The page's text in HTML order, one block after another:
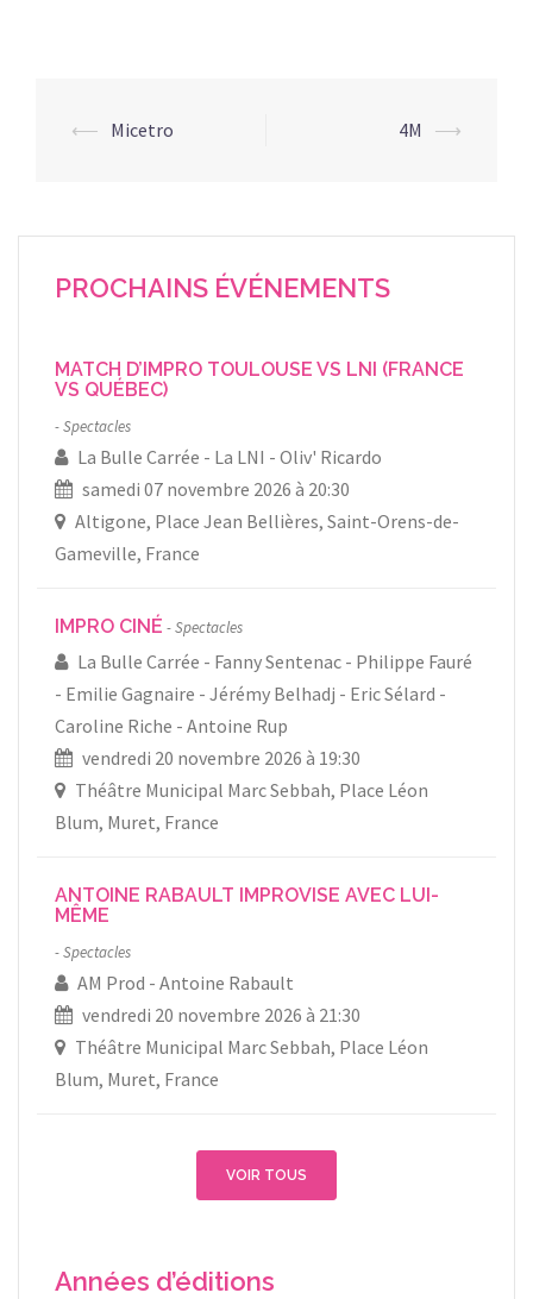
Navigation
⟵ Micetro 4M ⟶
PROCHAINS ÉVÉNEMENTS
MATCH D’IMPRO TOULOUSE VS LNI (FRANCE
VS QUÉBEC)
Spectacles
La Bulle Carrée La LNI
Oliv' Ricardo
samedi 07 novembre 2026 à 20:30
Altigone, Place Jean Bellières, Saint-Orens-de-
Gameville, France
IMPRO CINÉ Spectacles
La Bulle Carrée Fanny Sentenac
Philippe Fauré
Emilie Gagnaire
Jérémy Belhadj
Eric Sélard
Caroline Riche
Antoine Rup
vendredi 20 novembre 2026 à 19:30
Théâtre Municipal Marc Sebbah, Place Léon
Blum, Muret, France
ANTOINE RABAULT IMPROVISE AVEC LUI-
MÊME
Spectacles
AM Prod
Antoine Rabault
vendredi 20 novembre 2026 à 21:30
Théâtre Municipal Marc Sebbah, Place Léon
Blum, Muret, France
VOIR TOUS
Années d’éditions